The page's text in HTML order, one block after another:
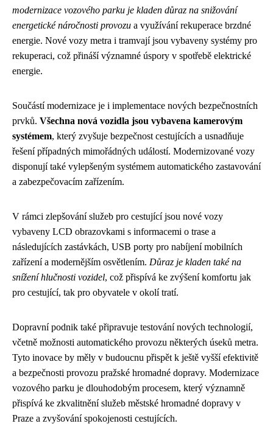
modernizace vozového parku je kladen důraz na snižování
energetické náročnosti provozu a využívání rekuperace brzdné
energie. Nové vozy metra i tramvají jsou vybaveny systémy pro
rekuperaci, což přináší významné úspory v spotřebě elektrické
energie.
Součástí modernizace je i implementace nových bezpečnostních
prvků. Všechna nová vozidla jsou vybavena kamerovým
systémem, který zvyšuje bezpečnost cestujících a usnadňuje
řešení případných mimořádných událostí. Modernizované vozy
disponují také vylepšeným systémem automatického zastavování
a zabezpečovacím zařízením.
V rámci zlepšování služeb pro cestující jsou nové vozy
vybaveny LCD obrazovkami s informacemi o trase a
následujících zastávkách, USB porty pro nabíjení mobilních
zařízení a modernějším osvětlením. Důraz je kladen také na
snížení hlučnosti vozidel, což přispívá ke zvýšení komfortu jak
pro cestující, tak pro obyvatele v okolí tratí.
Dopravní podnik také připravuje testování nových technologií,
včetně možnosti automatického provozu některých úseků metra.
Tyto inovace by měly v budoucnu přispět k ještě vyšší efektivitě
a bezpečnosti provozu pražské hromadné dopravy. Modernizace
vozového parku je dlouhodobým procesem, který významně
přispívá ke zkvalitnění služeb městské hromadné dopravy v
Praze a zvyšování spokojenosti cestujících.